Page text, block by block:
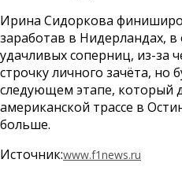
Ирина Сидоркова
заработав в Нидерландах, в
удачливых соперниц, из-за
строчку личного зачёта, но
следующем этапе, который
американской трассе в
больше.
Источник:www.f1news.ru